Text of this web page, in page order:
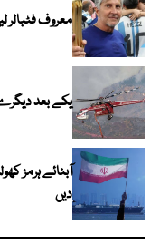
معروف فٹبالر
یکے بعد دیگرے 2 ہیلی کاپٹر گر کر تباہ؛ متعدد
دیں